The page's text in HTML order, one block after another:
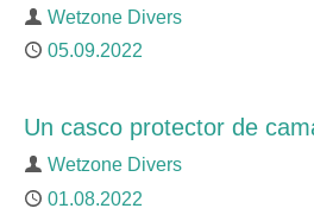
Author
Wetzone Divers
Published
05.09.2022
Un casco protector de
Author
Wetzone Divers
Published
01.08.2022